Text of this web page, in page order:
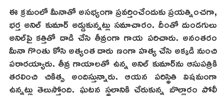
ఈ క్రమంలో మీనాతో అసభ్యంగా ప్రవర్తించేందుకు ప్రయత్నించగా,
భర్త అనిల్ కుమార్ అడ్డుకున్నట్లు సమాచారం. దీంతో దుండగులు
అనిల్‌పై కత్తితో దాడి చేసి తీవ్రంగా గాయ పరిచారు. అనంతరం
మీనా గొంతు కోసి అత్యంత దారు ణంగా హత్య చేసి అక్కడి నుంచి
పరారయ్యారు. తీవ్ర గాయాలతో ఉన్న అనిల్ కుమార్‌ను ఆసుపత్రికి
తరలించి చికిత్స అందిస్తున్నారు. ఆయన పరిస్థితి విషమంగా
ఉన్నట్లు తెలుస్తోంది. ఘటన స్థలానికి చేరుకున్న బొల్లారం పోలీ